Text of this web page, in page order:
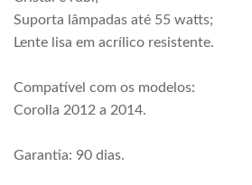
Suporta lâmpadas até 55 watts;
Lente lisa em acrílico resistente.
Compatível com os modelos:
Corolla 2012 a 2014.
Garantia: 90 dias.